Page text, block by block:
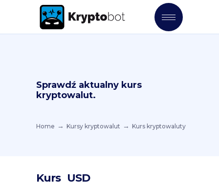
Sprawdź aktualny kurs
kryptowalut.
Home Kursy kryptowalut Kurs kryptowaluty
Kurs USD